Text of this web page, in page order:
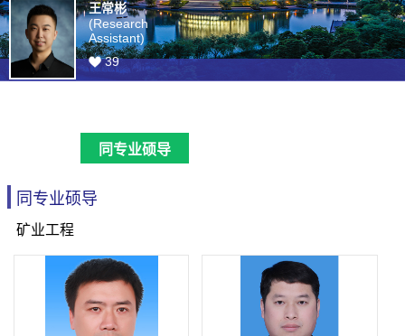
王常彬
(Research
Assistant)
39
同专业硕导
同专业硕导
矿业工程